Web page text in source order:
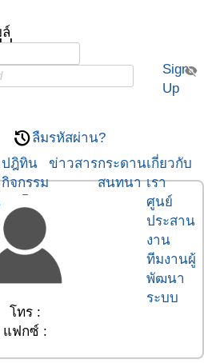
visibility_off
restoreลืมรหัสผ่าน?
Sign
Up
ปฎิทิน
กิจกรรม
ข่าวสารกระดาน
สนทนา
เกี่ยวกับ
เรา
ศูนย์
ประสาน
งาน
ทีมงานผู้
พัฒนา
ระบบ
-
โทร :
แฟกซ์ :